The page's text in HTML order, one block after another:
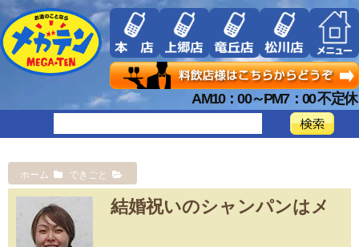
AM10：00～PM7：00 不定休
ホーム できごと
結婚祝いのシャンパンはメ